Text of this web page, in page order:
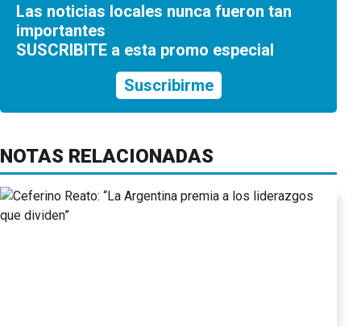
Las noticias locales nunca fueron tan
importantes
SUSCRIBITE a esta promo especial
Suscribirme
NOTAS RELACIONADAS